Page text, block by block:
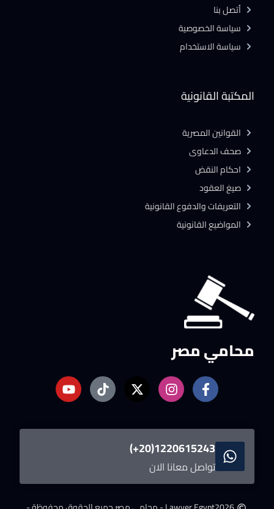
محامي مصر
1220615243(20+)
تواصل معانا الان
المكتبة القانونية
القوانين المصرية
صحف الدعاوى
احكام النقض
صيغ العقود
التعريفات والدفوع القانونية
المواضيع القانونية
أتصل بنا
سياسة الخصوصية
سياسة الاستخدام